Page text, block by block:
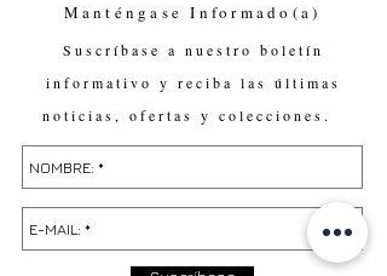
Manténgase Informado(a)
Suscríbase a nuestro boletín
informativo y reciba las últimas
noticias, ofertas y colecciones.